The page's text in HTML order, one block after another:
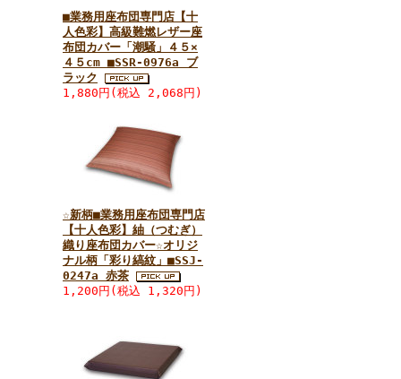
■業務用座布団専門店【十
人色彩】高級難燃レザー座
布団カバー「潮騒」４５×
４５cm ■SSR-0976a ブ
ラック
1,880円(税込 2,068円)
☆新柄■業務用座布団専門店
【十人色彩】紬（つむぎ）
織り座布団カバー☆オリジ
ナル柄「彩り縞紋」■SSJ-
0247a 赤茶
1,200円(税込 1,320円)